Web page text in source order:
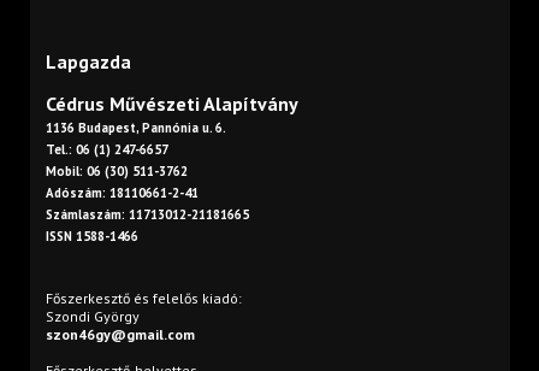
Lapgazda
Cédrus Művészeti Alapítvány
1136 Budapest, Pannónia u. 6.
Tel.: 06 (1) 247-6657
Mobil: 06 (30) 511-3762
Adószám: 18110661-2-41
Számlaszám: 11713012-21181665
ISSN 1588-1466
Főszerkesztő és felelős kiadó:
Szondi György
szon46gy@gmail.com